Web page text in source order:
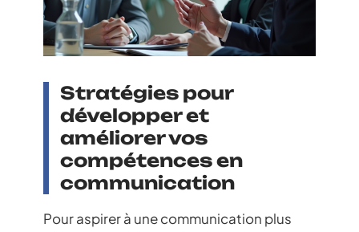
Stratégies pour
développer et
améliorer vos
compétences en
communication
Pour aspirer à une communication plus